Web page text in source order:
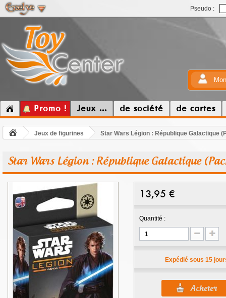
Pseudo :
Promo ! Jeux ... de société de cartes
Jeux de figurines Star Wars Légion : République Galactique
Star Wars Légion : République Galactique
13,95 €
Quantité :
Expédié sous 15